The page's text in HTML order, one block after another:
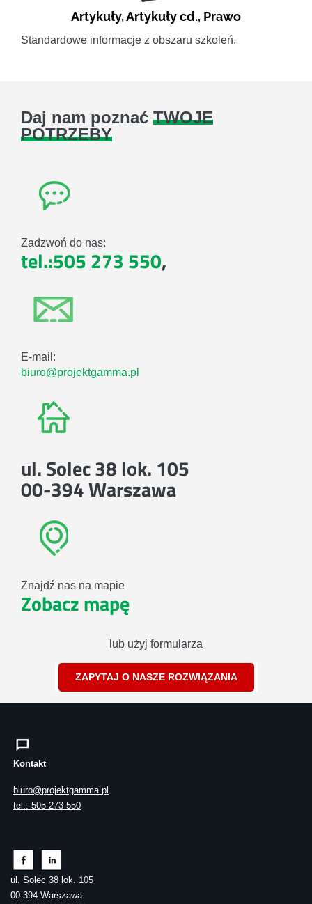
Artykuły,Artykuły cd., Prawo
Standardowe informacje z obszaru szkoleń.
Daj nam poznać TWOJE
POTRZEBY
Zadzwoń do nas:
tel.:505 273 550,
E-mail:
biuro@projektgamma.pl
ul. Solec 38 lok. 105
00-394 Warszawa
Znajdź nas na mapie
Zobacz mapę
lub użyj formularza
ZAPYTAJ O NASZE ROZWIĄZANIA
Kontakt
biuro@projektgamma.pl
tel.: 505 273 550
ul. Solec 38 lok. 105
00-394 Warszawa